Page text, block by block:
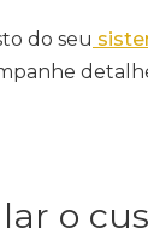
do seu
o